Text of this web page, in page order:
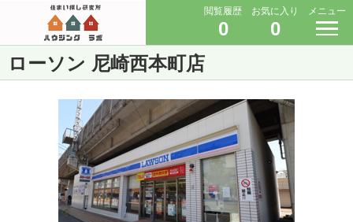
閲覧履歴
0
お気に入り
0
メニュー
ローソン 尼崎西本町店